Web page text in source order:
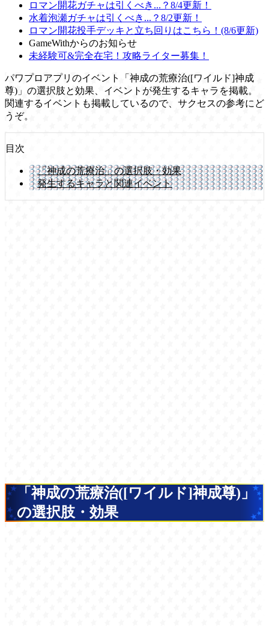
ロマン開花ガチャは引くべき...？8/4更新！
水着泡瀬ガチャは引くべき...？8/2更新！
ロマン開花投手デッキと立ち回りはこちら！(8/6更新)
GameWithからのお知らせ
未経験可&完全在宅！攻略ライター募集！
パワプロアプリのイベント「神成の荒療治([ワイルド]神成
尊)」の選択肢と効果、イベントが発生するキャラを掲載。
関連するイベントも掲載しているので、サクセスの参考にど
うぞ。
目次
「神成の荒療治」の選択肢・効果
発生するキャラと関連イベント
「神成の荒療治([ワイルド]神成尊)」
の選択肢・効果